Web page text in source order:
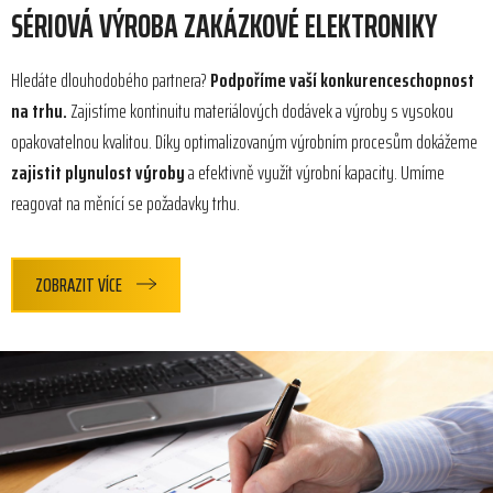
SÉRIOVÁ VÝROBA ZAKÁZKOVÉ ELEKTRONIKY
Hledáte dlouhodobého partnera?Podpoříme vaší konkurenceschopnost
na trhu.Zajistíme kontinuitu materiálových dodávek a výroby s vysokou
opakovatelnou kvalitou. Díky optimalizovaným výrobním procesům dokážeme
zajistit plynulost výrobya efektivně využít výrobní kapacity. Umíme
reagovat na měnící se požadavky trhu.
ZOBRAZIT VÍCE